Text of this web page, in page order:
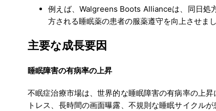
例えば、Walgreens Boots Allianceは、同日処
方される睡眠薬の患者の服薬遵守を向上させまし
主要な成長要因
睡眠障害の有病率の上昇
不眠症治療市場は、世界的な睡眠障害の有病率の上
トレス、長時間の画面曝露、不規則な睡眠サイクル